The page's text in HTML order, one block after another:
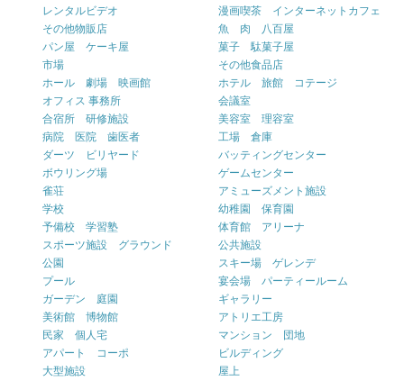
レンタルビデオ
漫画喫茶 インターネットカフェ
その他物販店
魚 肉 八百屋
パン屋 ケーキ屋
菓子 駄菓子屋
市場
その他食品店
ホール 劇場 映画館
ホテル 旅館 コテージ
オフィス 事務所
会議室
合宿所 研修施設
美容室 理容室
病院 医院 歯医者
工場 倉庫
ダーツ ビリヤード
バッティングセンター
ボウリング場
ゲームセンター
雀荘
アミューズメント施設
学校
幼稚園 保育園
予備校 学習塾
体育館 アリーナ
スポーツ施設 グラウンド
公共施設
公園
スキー場 ゲレンデ
プール
宴会場 パーティールーム
ガーデン 庭園
ギャラリー
美術館 博物館
アトリエ工房
民家 個人宅
マンション 団地
アパート コーポ
ビルディング
大型施設
屋上